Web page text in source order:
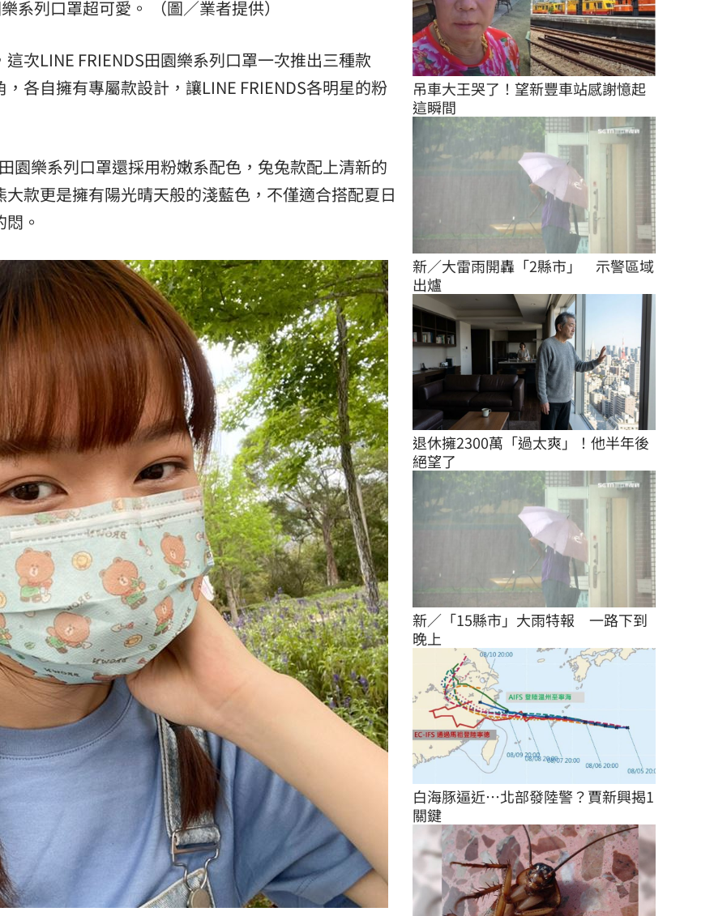
系列口罩超可愛。 （圖／業者提供）
次LINE FRIENDS田園樂系列口罩一次推出三種款
各自擁有專屬款設計，讓LINE FRIENDS各明星的粉
園樂系列口罩還採用粉嫩系配色， 兔兔款配上清新的
大款更是擁有陽光晴天般的淺藍色，不僅適合搭配夏日
。
吊車大王哭了！望新豐車站感謝憶起
這瞬間
新／大雷雨開轟「2縣市」　示警區域
出爐
退休擁2300萬「過太爽」！他半年後
絕望了
新／「15縣市」大雨特報　一路下到
晚上
白海豚逼近…北部發陸警？賈新興揭1
關鍵